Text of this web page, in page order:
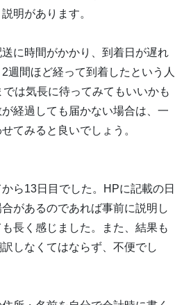
明があります。
に時間がかかり、到着日が遅れ
週間ほど経って到着したという人
は気長に待ってみてもいいかも
経過しても届かない場合は、一
てみると良いでしょう。
から13日目でした。HPに記載の日
があるのであれば事前に説明し
長く感じました。また、結果も
しなくてはならず、不便でし